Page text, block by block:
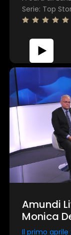
Serie: Top
Amundi
Monica
Il primo aprile